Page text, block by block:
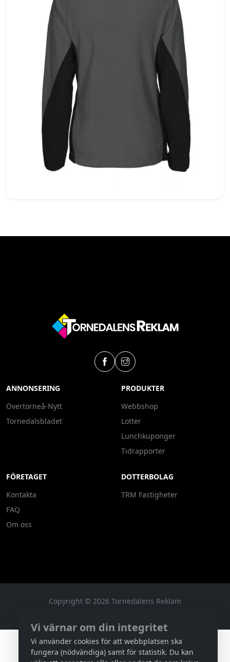
ANNONSERING
Övertorneå-Nytt
Tornedalsbladet
PRODUKTER
Webbshop
Lotter
Lunchkuponger
Tidrapporter
FÖRETAGET
Kontakta
FAQ
Om oss
DOTTERBOLAG
TRM Fastigheter
Copyright © 2026 Tornedalens Reklam
Vi värnar om din integritet
Vi använder cookies för att webbplatsen ska
fungera (nödvändiga) samt för statistik. Du kan